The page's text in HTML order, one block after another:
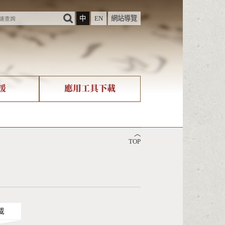
中 EN 網站導覽
應用工具下載
︿
TOP